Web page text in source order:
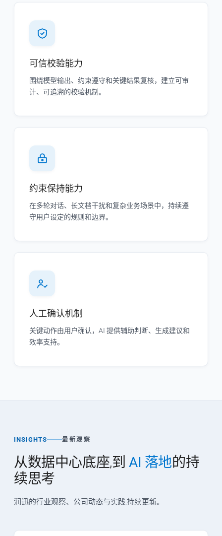
可信校验能力
围绕模型输出、约束遵守和关键结果复核，建立可审
计、可追溯的校验机制。
约束保持能力
在多轮对话、长文档干扰和复杂业务场景中，持续遵
守用户设定的规则和边界。
人工确认机制
关键动作由用户确认，AI 提供辅助判断、生成建议和
效率支持。
INSIGHTS 最新观察
从数据中心底座,到AI 落地的持
续思考
润迅的行业观察、公司动态与实践,持续更新。